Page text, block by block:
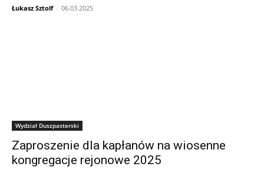
Łukasz Sztolf - 06.03.2025
Wydział Duszpasterski
Zaproszenie dla kapłanów na wiosenne
kongregacje rejonowe 2025